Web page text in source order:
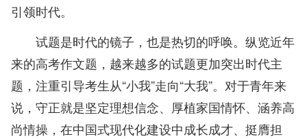
引领时代。
试题是时代的镜子，也是热切的呼唤。纵览近年
来的高考作文题，越来越多的试题更加突出时代主
题，注重引导考生从“小我”走向“大我”。对于青年来
说，守正就是坚定理想信念、厚植家国情怀、涵养高
尚情操，在中国式现代化建设中成长成才、挺膺担